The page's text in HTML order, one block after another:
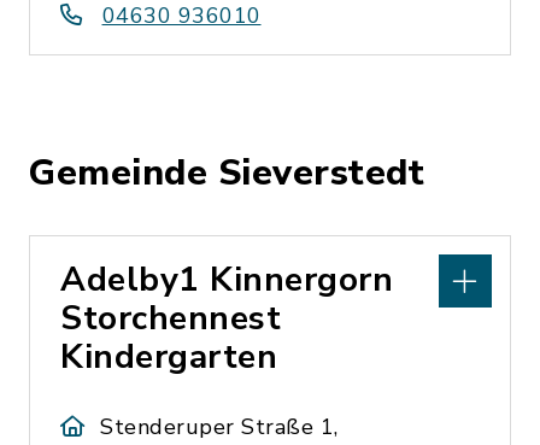
04630 936010
Gemeinde Sieverstedt
Adelby1 Kinnergorn
Storchennest
Kindergarten
Stenderuper Straße 1,